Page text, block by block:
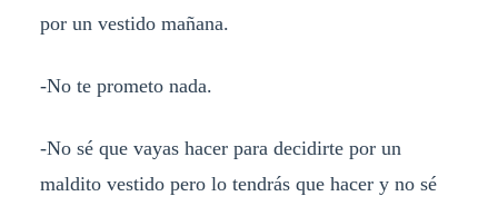
por un vestido mañana.
-No te prometo nada.
-No sé que vayas hacer para decidirte por un
maldito vestido pero lo tendrás que hacer y no sé